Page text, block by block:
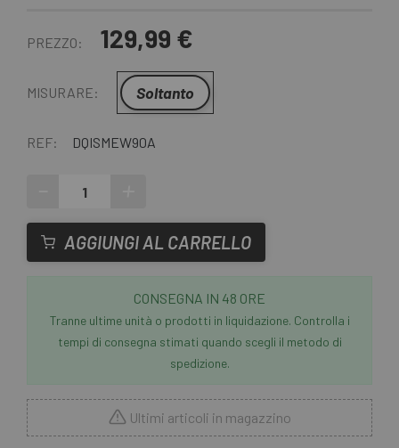
PREZZO: 129,99 €
MISURARE: Soltanto
REF: DQISMEW90A
AGGIUNGI AL CARRELLO
CONSEGNA IN 48 ORE
Tranne ultime unità o prodotti in liquidazione. Controlla i
tempi di consegna stimati quando scegli il metodo di
spedizione.
Ultimi articoli in magazzino